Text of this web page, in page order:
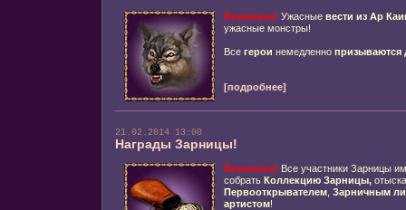
Внимание! Ужасные вести из Ар
ужасные монстры!
Все герои немедленно призываются
[подробнее]
21.02.2014 13:00
Награды Зарницы!
Внимание! Все участники Зарницы
собрать Коллекцию Зарницы,
Первооткрывателем, Зарничным
артистом!